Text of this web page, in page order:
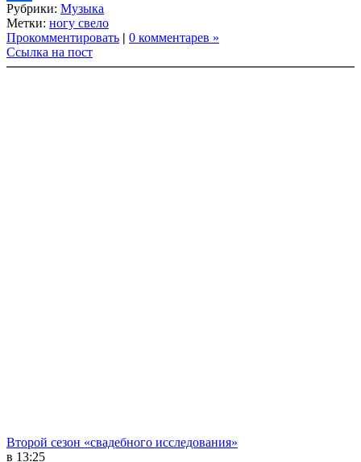
Link
Share
Рубрики: Музыка
Метки: ногу свело
Прокомментировать | 0 комментарев »
Ссылка на пост
Второй сезон «свадебного исследования»
в 13:25